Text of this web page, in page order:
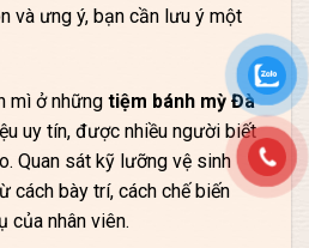
và ưng ý, bạn cần lưu ý một
mì ở những tiệm bánh mỳ Đà
uy tín, được nhiều người biết
Quan sát kỹ lưỡng vệ sinh
cách bày trí, cách chế biến
của nhân viên.